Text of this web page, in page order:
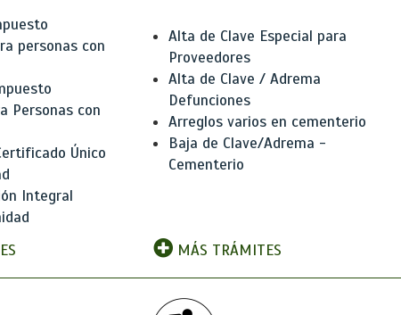
personas con
Personas con
Único
Integral
Alta de Clave Especial para
Proveedores
Alta de Clave / Adrema
Defunciones
Arreglos varios en cementerio
Baja de Clave/Adrema -
Cementerio
MÁS TRÁMITES